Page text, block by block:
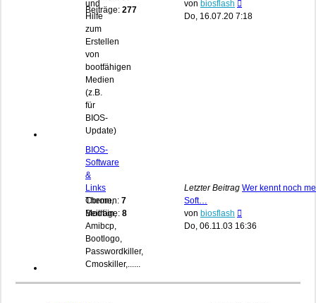
und
Hilfe
zum
Erstellen
von
bootfähigen
Medien
(z.B.
für
BIOS-
Update)
Beiträge: 277
von biosflash
Beitrag
Do, 16.07.20 7:18
BIOS-
Software
&
Links
Cbrom,
Modbin,
Amibcp,
Bootlogo,
Passwordkiller,
Cmoskiller,......
Themen: 7
Beiträge: 8
Letzter Beitrag Wer kennt noch
Soft…
von biosflash
Beitrag
Do, 06.11.03 16:36